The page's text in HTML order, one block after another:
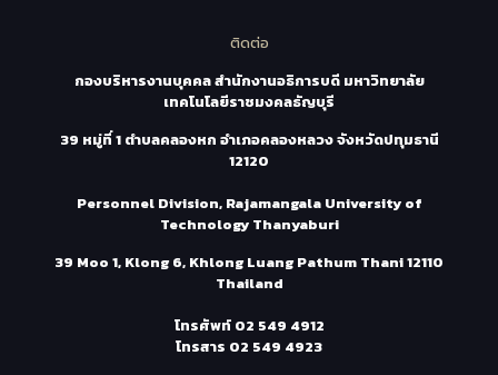
ติดต่อ
กองบริหารงานบุคคล สำนักงานอธิการบดี มหาวิทยาลัย
เทคโนโลยีราชมงคลธัญบุรี
39 หมู่ที่ 1 ตำบลคลองหก อำเภอคลองหลวง จังหวัดปทุมธานี
12120
Personnel Division, Rajamangala University of
Technology Thanyaburi
39 Moo 1, Klong 6, Khlong Luang Pathum Thani 12110
Thailand
โทรศัพท์ 02 549 4912
โทรสาร 02 549 4923